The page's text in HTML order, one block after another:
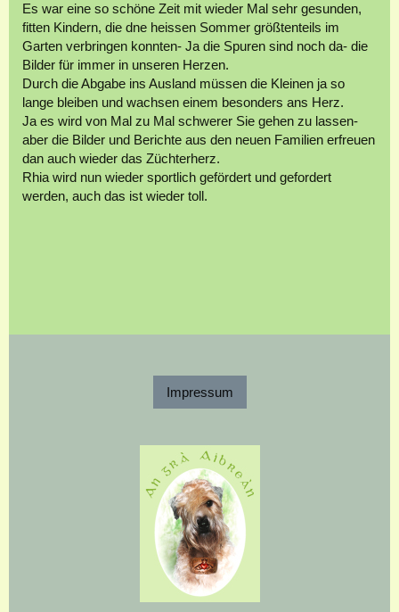
Es war eine so schöne Zeit mit wieder Mal sehr gesunden,
fitten Kindern, die dne heissen Sommer größtenteils im
Garten verbringen konnten- Ja die Spuren sind noch da- die
Bilder für immer in unseren Herzen.
Durch die Abgabe ins Ausland müssen die Kleinen ja so
lange bleiben und wachsen einem besonders ans Herz.
Ja es wird von Mal zu Mal schwerer Sie gehen zu lassen-
aber die Bilder und Berichte aus den neuen Familien erfreuen
dan auch wieder das Züchterherz.
Rhia wird nun wieder sportlich gefördert und gefordert
werden, auch das ist wieder toll.
Impressum